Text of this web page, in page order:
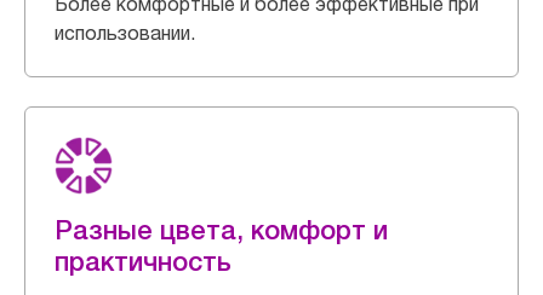
использовании.
Разные цвета, комфорт и
практичность